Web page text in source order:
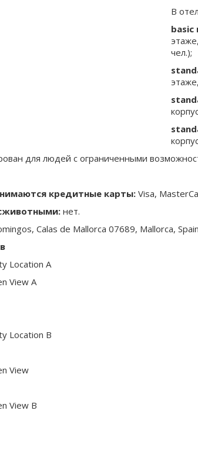
В
basic
чел.);
для людей с ограниченными
кредитные карты:Visa,
животными:нет.
Calas de Mallorca 07689, Mallorca, Spain
Location A
View A
Location B
View
View B